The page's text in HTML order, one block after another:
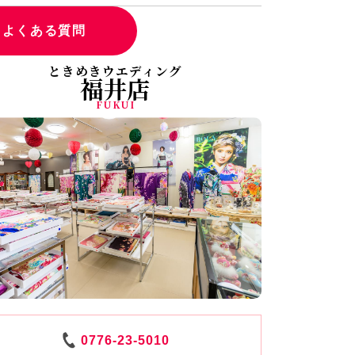
よくある質問
ときめきウエディング
福井店
FUKUI
0776-23-5010